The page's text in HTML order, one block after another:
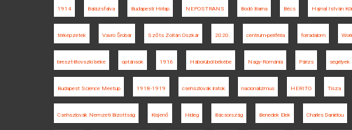
1914 Balázsfalva Budapesti Hírlap NEPOSTRANS Bodó Barna Bécs Hajnal István Kör
térképzetek Vavro Šrobár Szőts Zoltán Oszkár 2020. centrum-periféria forradalom
breszt-litovszki béke optánsok 1916 Háborúból békébe Nagy-Románia Párizs segélyek
Budapest Science Meetup 1918-1919 csehszlovák iratok nacionalizmus HERITO Tisza
Csehszlovák Nemzeti Bizottság Kisjenő Hideg Bácsország Benedek Elek Charles Daniélou